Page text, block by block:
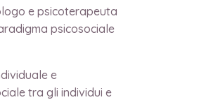
e psicoterapeuta
psicosociale
e
tra gli individui e